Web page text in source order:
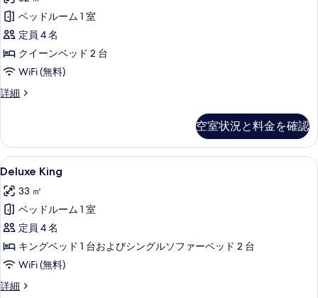
す
る
Premium
の
す
べ
て
真
を
表
示
す
る
ベッドルーム 1 室
定員 4 名
クイーンベッド 2 台
WiFi (無料)
詳細
Deluxe
の
詳
細
空室状況と料金を確認
Deluxe
King
の
す
べ
て
の
写
Deluxe King | 1 室のベッドルーム、
4
Deluxe King
33 ㎡
ベッドルーム 1 室
定員 4 名
キングベッド 1 台およびシングルソファーベッド 2 台
WiFi (無料)
詳細
Deluxe